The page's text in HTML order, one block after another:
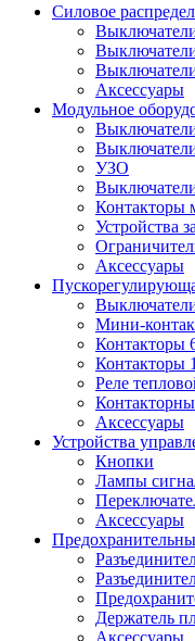
Силовое
Аксессуары
Модульное
УЗО
Контакторы
Устройства
Аксессуары
Мини-
Контакторы
Контакторы
Реле
Аксессуары
Устройства
Кнопки
Лампы
Аксессуары
Держатель
Аксессуары